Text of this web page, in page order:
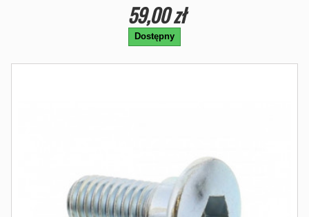
59,00 zł
Dostępny